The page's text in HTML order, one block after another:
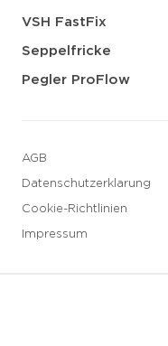
VSH FastFix
Seppelfricke
Pegler ProFlow
AGB
Datenschutzerklarung
Cookie-Richtlinien
Impressum